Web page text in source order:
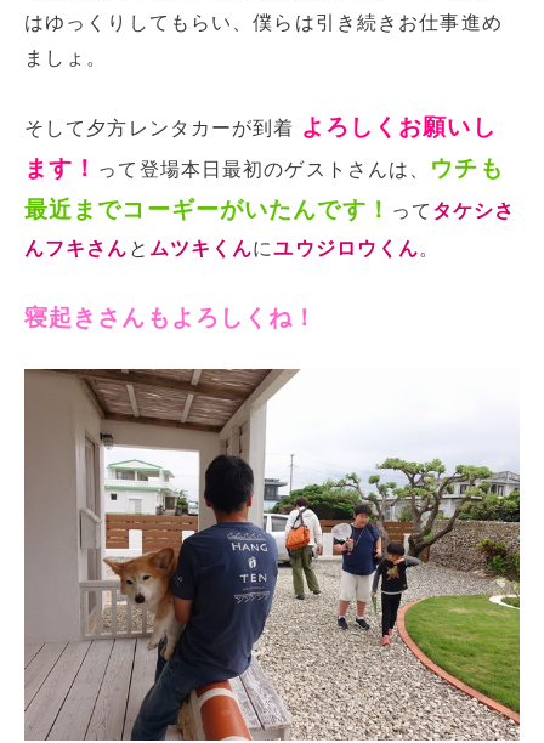
はゆっくりしてもらい、僕らは引き続きお仕事進め
ましょ。
そして夕方レンタカーが到着 よろしくお願いし
ます！ って登場本日最初のゲストさんは、
ウチも
最近までコーギーがいたんです！ って タケシさ
んフキさん と ムツキくんにユウジロウくん。
寝起きさんもよろしくね！